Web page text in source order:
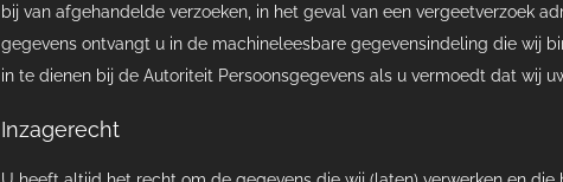
bij van afgehandelde verzoeken, in het geval van een vergeetverzoek
gegevens ontvangt u in de machineleesbare gegevensindeling die wij
in te dienen bij de Autoriteit Persoonsgegevens als u vermoedt dat wij
Inzagerecht